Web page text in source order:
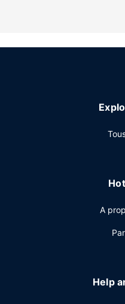
à jets et des articles de
services qui caractérisent
Un parking gratuit est
A
Help